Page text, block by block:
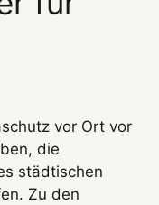
vor Ort vor
die
städtischen
Zu den